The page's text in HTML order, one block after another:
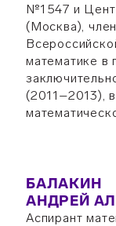
№1547 и
(Москва),
математике в
(2011–2013),
БАЛАКИН
АНДРЕЙ
Аспирант